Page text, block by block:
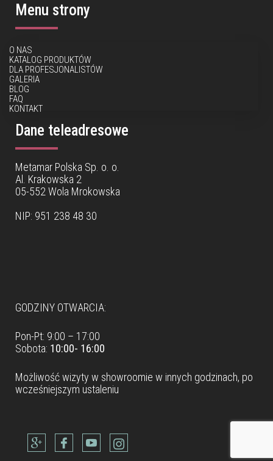
Menu strony
O NAS
KATALOG PRODUKTÓW
DLA PROFESJONALISTÓW
GALERIA
BLOG
FAQ
KONTAKT
Dane teleadresowe
Metamar Polska Sp. o. o.
Al. Krakowska 2
05-552 Wola Mrokowska
NIP: 951 238 48 30
GODZINY OTWARCIA:
Pon-Pt: 9:00 – 17:00
Sobota: 10:00- 16:00
Możliwość wizyty w showroomie w innych godzinach, po
wcześniejszym ustaleniu